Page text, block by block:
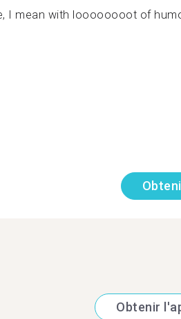
I mean with loooooooot of
Obtenir